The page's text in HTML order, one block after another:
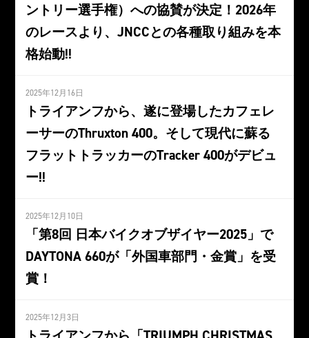
ントリー選手権）への協賛が決定！2026年
のレースより、JNCCとの各種取り組みを本
格始動!!
2025年12月16日
トライアンフから、遂に登場したカフェレ
ーサーのThruxton 400。そして現代に蘇る
フラットトラッカーのTracker 400がデビュ
ー!!
2025年12月10日
「第8回 日本バイクオブザイヤー2025」で
DAYTONA 660が「外国車部門・金賞」を受
賞！
2025年12月3日